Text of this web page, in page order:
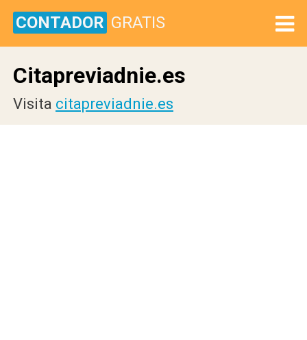
CONTADOR GRATIS
Citapreviadnie.es
Visita citapreviadnie.es